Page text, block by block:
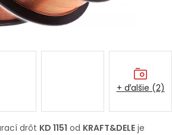
Hodnotenie obchodu
drôt KD 1151 od KRAFT&DELE je
+ ďalšie (2)